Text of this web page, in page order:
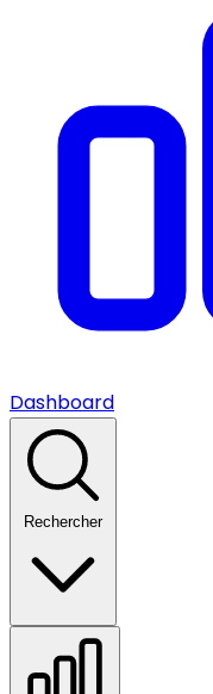
Dashboard
Rechercher